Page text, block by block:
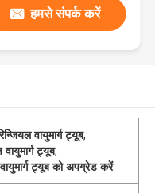
हमसे संपर्क करें
वायुमार्ग ट्यूब,
ट्यूब,
वायुमार्ग ट्यूब को अपग्रेड करें